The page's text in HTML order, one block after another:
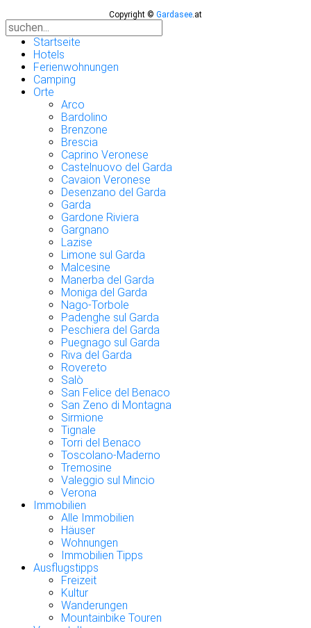
Copyright © Gardasee.at
Startseite
Hotels
Ferienwohnungen
Camping
Orte
Arco
Bardolino
Brenzone
Brescia
Caprino Veronese
Castelnuovo del Garda
Cavaion Veronese
Desenzano del Garda
Garda
Gardone Riviera
Gargnano
Lazise
Limone sul Garda
Malcesine
Manerba del Garda
Moniga del Garda
Nago-Torbole
Padenghe sul Garda
Peschiera del Garda
Puegnago sul Garda
Riva del Garda
Rovereto
Salò
San Felice del Benaco
San Zeno di Montagna
Sirmione
Tignale
Torri del Benaco
Toscolano-Maderno
Tremosine
Valeggio sul Mincio
Verona
Immobilien
Alle Immobilien
Häuser
Wohnungen
Immobilien Tipps
Ausflugstipps
Freizeit
Kultur
Wanderungen
Mountainbike Touren